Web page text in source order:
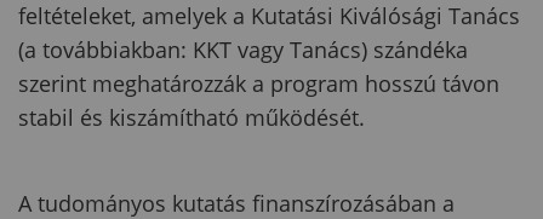
feltételeket, amelyek a Kutatási Kiválósági Tanács
(a továbbiakban: KKT vagy Tanács) szándéka
szerint meghatározzák a program hosszú távon
stabil és kiszámítható működését.
A tudományos kutatás finanszírozásában a